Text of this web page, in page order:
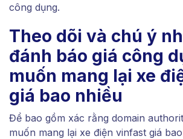
công dụng.
Theo dõi và chú ý
đánh báo giá công
muốn mang lại xe
giá bao nhiều
Để bao gồm xác rằng domain
muốn mang lại xe điện vinfast giá